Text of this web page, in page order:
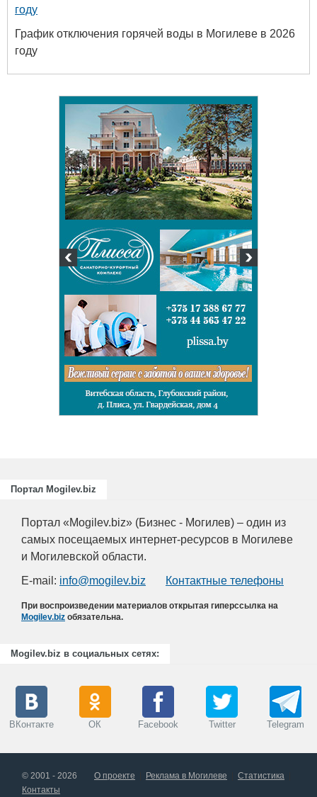
году
График отключения горячей воды в Могилеве в 2026
году
Портал Mogilev.biz
Портал «Mogilev.biz» (Бизнес - Могилев) – один из
самых посещаемых интернет-ресурсов в Могилеве
и Могилевской области.
E-mail: info@mogilev.biz Контактные телефоны
При воспроизведении материалов открытая гиперссылка на
Mogilev.biz обязательна.
Mogilev.biz в социальных сетях:
ВКонтакте ОК Facebook Twitter Telegram
© 2001 - 2026 О проекте Реклама в Могилеве
Статистика
Контакты